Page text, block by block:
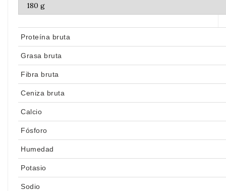
Proteína bruta
Grasa bruta
Fibra bruta
Ceniza bruta
Calcio
Fósforo
Humedad
Potasio
Sodio